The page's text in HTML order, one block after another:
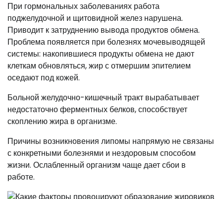
При гормональных заболеваниях работа
поджелудочной и щитовидной желез нарушена.
Приводит к затруднению вывода продуктов обмена.
Проблема появляется при болезнях мочевыводящей
системы: накопившиеся продукты обмена не дают
клеткам обновляться, жир с отмершим эпителием
оседают под кожей.
Больной желудочно-кишечный тракт вырабатывает
недостаточно ферментных белков, способствует
скоплению жира в организме.
Причины возникновения липомы напрямую не связаны
с конкретными болезнями и нездоровым способом
жизни. Ослабленный организм чаще дает сбои в
работе.